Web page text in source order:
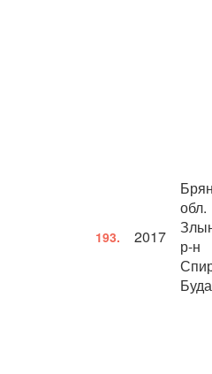
193. 2017
обл.
р-н
Буда